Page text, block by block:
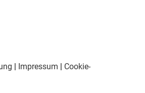
| Impressum | Cookie-